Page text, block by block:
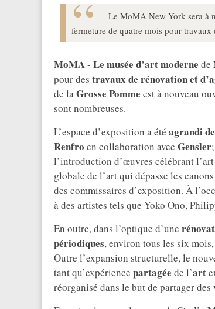
Le MoMA New York sera à
fermeture de quatre mois pour
MoMA - Le musée d’art moderne de
pour des travaux de rénovation et
de laGrosse Pomme est à nouveau
sont nombreuses.
L’espace d’exposition a été agrandi
Renfro en collaboration avec Gensler
l’introduction d’œuvres célébrant
globale de l’art qui dépasse les
des commissaires d’exposition. À
à des artistes tels que Yoko Ono,
En outre, dans l’optique d’une
périodiques, environ tous les six
Outre l’expansion structurelle, le
tant qu’expérience partagée de l’art
réorganisé dans le but de partager des